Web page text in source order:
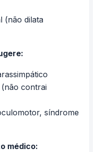
(não dilata
contrai
síndrome
médico: